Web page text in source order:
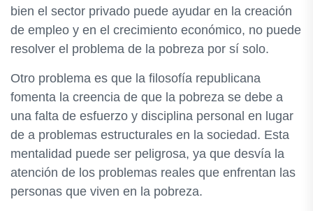
bien el sector privado puede ayudar en la creación
de empleo y en el crecimiento económico, no puede
resolver el problema de la pobreza por sí solo.
Otro problema es que la filosofía republicana
fomenta la creencia de que la pobreza se debe a
una falta de esfuerzo y disciplina personal en lugar
de a problemas estructurales en la sociedad. Esta
mentalidad puede ser peligrosa, ya que desvía la
atención de los problemas reales que enfrentan las
personas que viven en la pobreza.